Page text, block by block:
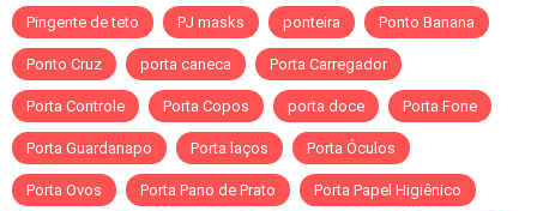
Pingente de teto PJ masks ponteira Ponto Banana
Ponto Cruz porta caneca Porta Carregador
Porta Controle Porta Copos porta doce Porta Fone
Porta Guardanapo Porta laços Porta Óculos
Porta Ovos Porta Pano de Prato Porta Papel Higiênico